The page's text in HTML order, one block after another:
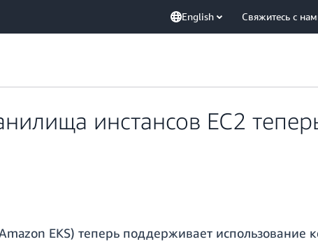
English Свяжитесь с
инстансов EC2
EKS) теперь поддерживает использование